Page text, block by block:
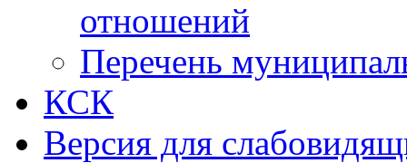
отношений
Перечень
КСК
Версия для